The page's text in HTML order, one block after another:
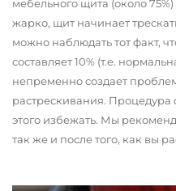
мебельного щита (около
жарко, щит начинает
можно наблюдать тот факт,
составляет 10% (т.е.
непременно создает
растрескивания. Процедура
этого избежать. Мы
так же и после того, как вы